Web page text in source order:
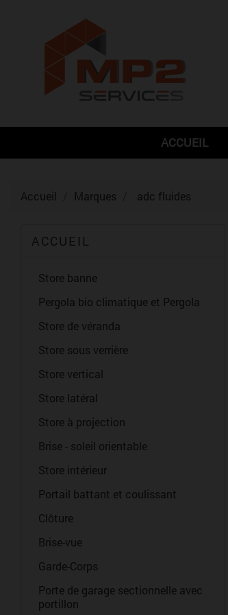
ACCUEIL
Accueil Marques adc fluides
ACCUEIL
Store banne
Pergola bio climatique et Pergola
Store de véranda
Store sous verrière
Store vertical
Store latéral
Store à projection
Brise - soleil orientable
Store intérieur
Portail battant et coulissant
Clôture
Brise-vue
Garde-Corps
Porte de garage sectionnelle avec
portillon